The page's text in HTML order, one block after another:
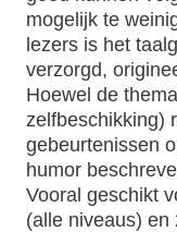
mogelijk te
lezers is het
verzorgd,
Hoewel de
zelfbeschikking)
gebeurtenissen
humor
Vooral geschikt
(alle niveaus) en